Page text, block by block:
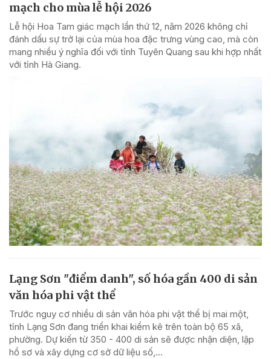
mạch cho mùa lễ hội 2026
Lễ hội Hoa Tam giác mạch lần thứ 12, năm 2026 không chỉ
đánh dấu sự trở lại của mùa hoa đặc trưng vùng cao, mà còn
mang nhiều ý nghĩa đối với tỉnh Tuyên Quang sau khi hợp nhất
với tỉnh Hà Giang.
Lạng Sơn "điểm danh", số hóa gần 400 di sản
văn hóa phi vật thể
Trước nguy cơ nhiều di sản văn hóa phi vật thể bị mai một,
tỉnh Lạng Sơn đang triển khai kiểm kê trên toàn bộ 65 xã,
phường. Dự kiến từ 350 - 400 di sản sẽ được nhận diện, lập
hồ sơ và xây dựng cơ sở dữ liệu số,...